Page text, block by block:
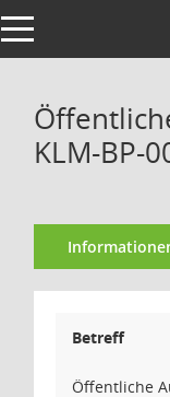
Toggle navigation
KLM-BP-
Betreff
Öffentliche